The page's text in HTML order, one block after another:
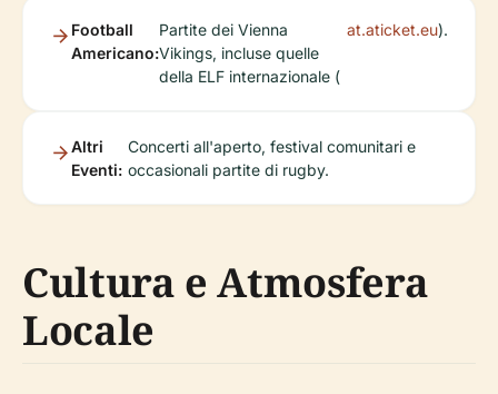
Football
Americano:
Partite dei Vienna
Vikings, incluse quelle
della ELF internazionale (
at.aticket.eu).
Altri
Eventi:
Concerti all'aperto, festival comunitari e
occasionali partite di rugby.
Cultura e Atmosfera
Locale